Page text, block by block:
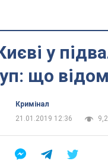
у
що
Кримінал
21.01.2019 12:36